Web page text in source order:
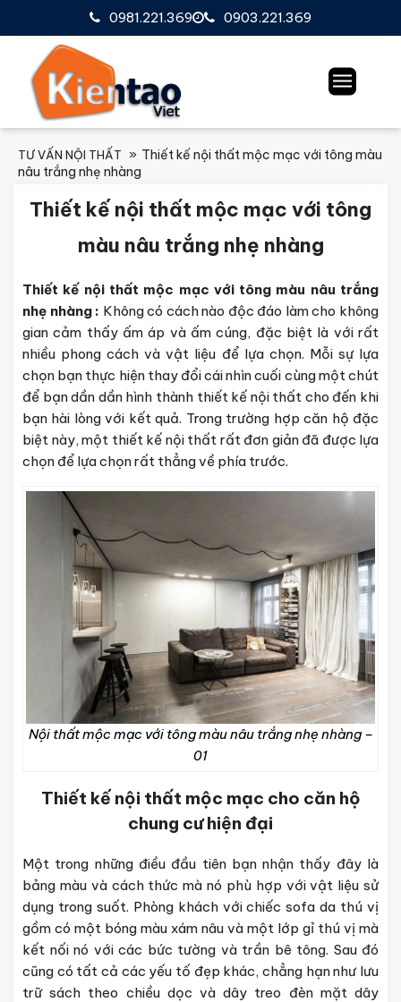
0903.221.369
0981.221.369
TƯ VẤN NỘI THẤT
Thiết kế nội thất mộc mạc với tông màu
nâu trắng nhẹ nhàng
Thiết kế nội thất mộc mạc với tông
màu nâu trắng nhẹ nhàng
Thiết kế nội thất mộc mạc với tông màu nâu trắng
nhẹ nhàng : Không có cách nào độc đáo làm cho không
gian cảm thấy ấm áp và ấm cúng, đặc biệt là với rất
nhiều phong cách và vật liệu để lựa chọn. Mỗi sự lựa
chọn bạn thực hiện thay đổi cái nhìn cuối cùng một chút
để bạn dần dần hình thành thiết kế nội thất cho đến khi
bạn hài lòng với kết quả. Trong trường hợp căn hộ đặc
biệt này, một thiết kế nội thất rất đơn giản đã được lựa
chọn để lựa chọn rất thẳng về phía trước.
Nội thất mộc mạc với tông màu nâu trắng nhẹ nhàng –
01
Thiết kế nội thất mộc mạc cho căn hộ
chung cư hiện đại
Một trong những điều đầu tiên bạn nhận thấy đây là
bảng màu và cách thức mà nó phù hợp với vật liệu sử
dụng trong suốt. Phòng khách với chiếc sofa da thú vị
gồm có một bóng màu xám nâu và một lớp gỉ thú vị mà
kết nối nó với các bức tường và trần bê tông. Sau đó
cũng có tất cả các yếu tố đẹp khác, chẳng hạn như lưu
trữ sách theo chiều dọc và dây treo đèn mặt dây